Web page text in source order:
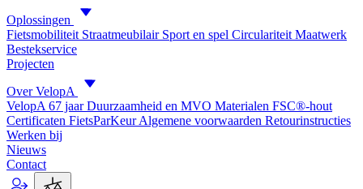
Oplossingen
Fietsmobiliteit Straatmeubilair Sport en spel Circulariteit Maatwerk
Bestekservice
Projecten
Over VelopA
VelopA 67 jaarDuurzaamheid en MVO Materialen FSC®-hout
Certificaten FietsParKeurAlgemene voorwaarden Retourinstructies
Werken bij
Nieuws
Contact